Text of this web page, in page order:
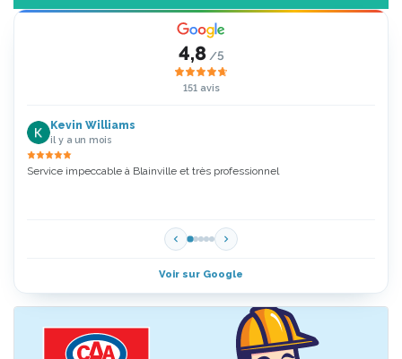
4,8 /5
151 avis
Kevin Williams
il y a un mois
Service impeccable à Blainville et très professionnel
Voir sur Google